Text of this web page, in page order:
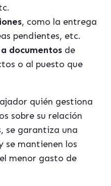
, como la entrega
pendientes, etc.
documentos de
o al puesto que
quién gestiona
sobre su relación
se garantiza una
se mantienen los
menor gasto de